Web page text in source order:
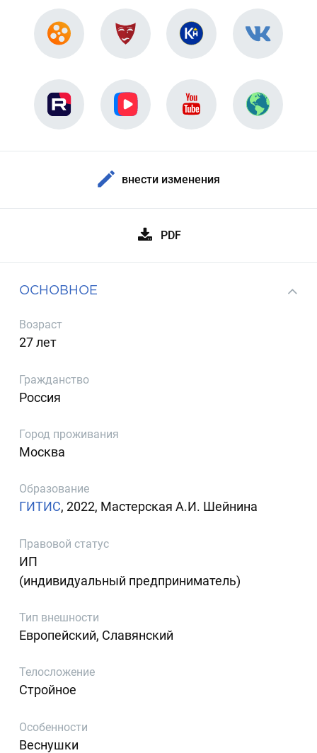
внести изменения
PDF
ОСНОВНОЕ
Возраст
27 лет
Гражданство
Россия
Город проживания
Москва
Образование
ГИТИС, 2022, Мастерская А.И. Шейнина
Правовой статус
ИП
(индивидуальный предприниматель)
Тип внешности
Европейский, Славянский
Телосложение
Стройное
Особенности
Веснушки